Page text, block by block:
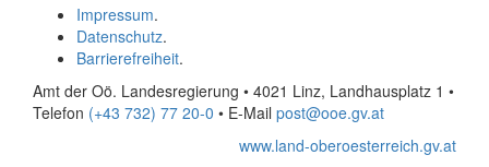
Impressum.
Datenschutz.
Barrierefreiheit.
Amt der Oö. Landesregierung • 4021 Linz, Landhausplatz 1 •
Telefon (+43 732) 77 20-0 • E-Mail post@ooe.gv.at
www.land-oberoesterreich.gv.at